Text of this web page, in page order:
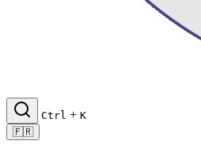
Ctrl + K
🇫🇷